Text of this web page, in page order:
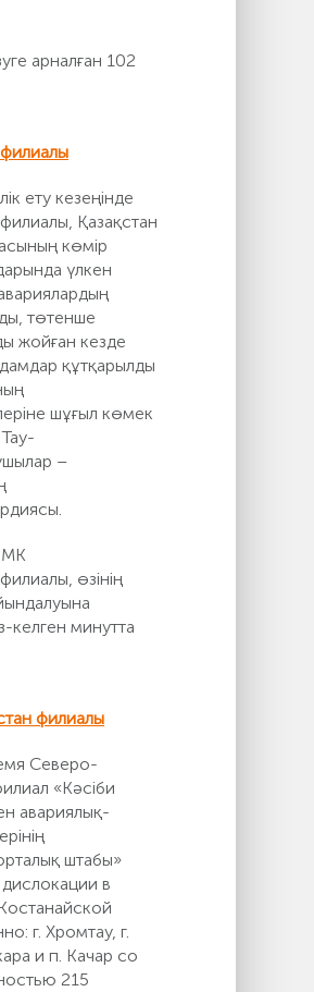
арналған 102
ету кезеңінде
Қазақстан
көмір
үлкен
төтенше
жойған кезде
құтқарылды
шұғыл көмек
–
өзінің
келген минутта
филиалы
Северо-
«Кәсіби
авариялық-
штабы»
в
г. Хромтау, г.
и п. Качар со
215